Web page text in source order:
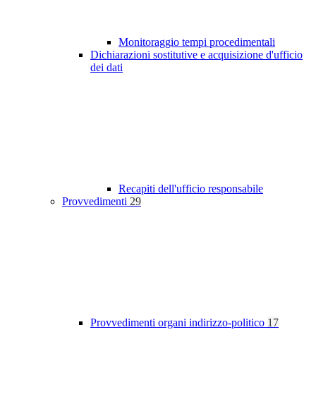
Monitoraggio tempi procedimentali
Dichiarazioni sostitutive e acquisizione d'ufficio
dei dati
Recapiti dell'ufficio responsabile
Provvedimenti 29
Provvedimenti organi indirizzo-politico 17